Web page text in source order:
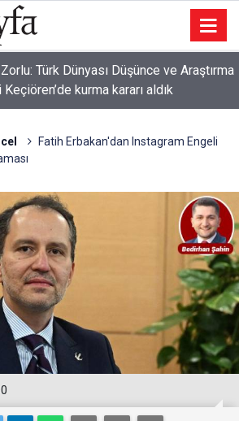
Türk Dünyası Düşünce ve Araştırma
kurma kararı aldık
Fatih Erbakan'dan Instagram Engeli